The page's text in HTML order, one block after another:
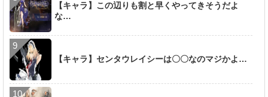
【キャラ】この辺りも割と早くやってきそうだよ
な…
【キャラ】センタウレイシーは〇〇なのマジかよ…